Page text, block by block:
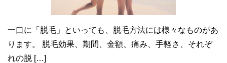
一口に「脱毛」といっても、脱毛方法には様々なものがあ
ります。 脱毛効果、期間、金額、痛み、手軽さ、それぞ
れの脱 […]